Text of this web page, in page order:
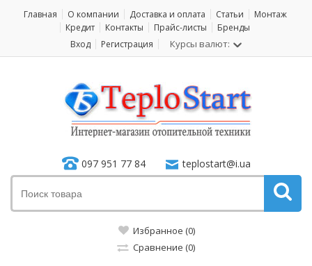
Главная О компании Доставка и оплата Статьи
Монтаж
Кредит
Контакты Прайс-листы
Бренды
Вход
Регистрация Курсы валют:
097 951 77 84 teplostart@i.ua
Избранное (0)
Сравнение (0)